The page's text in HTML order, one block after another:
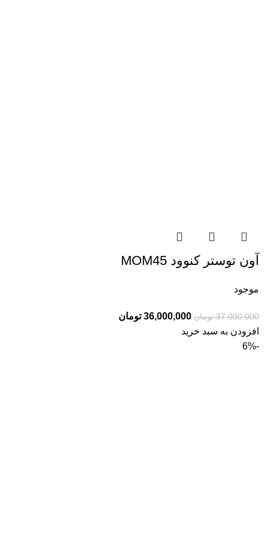
آون توستر کنوود MOM45
موجود
37,000,000 تومان قیمت
اصلی:
36,000,000 تومان
افزودن به سبد خرید
-6%